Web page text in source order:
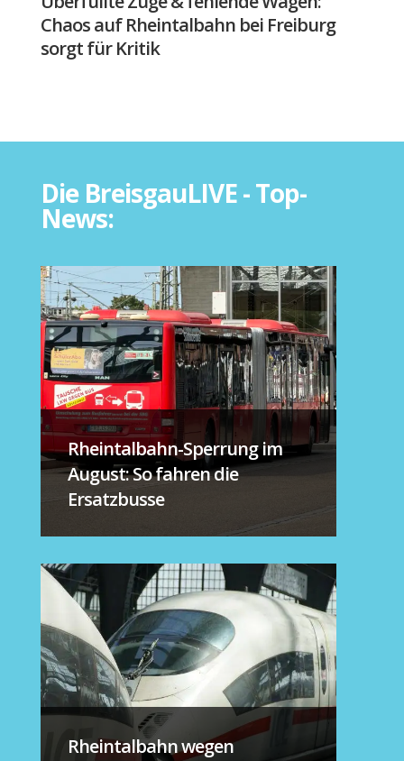
Chaos auf Rheintalbahn bei Freiburg
sorgt für Kritik
Die BreisgauLIVE - Top-
News:
Rheintalbahn-Sperrung im
August: So fahren die
Ersatzbusse
Rheintalbahn wegen